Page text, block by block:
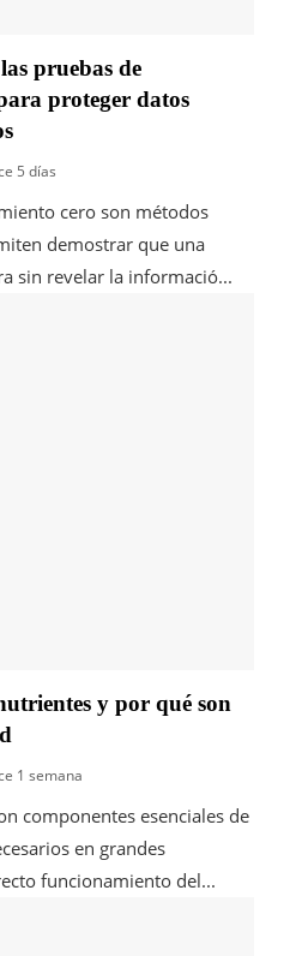
pruebas de
proteger datos
5 días
cero son métodos
demostrar que una
sin revelar la informació...
y por qué son
1 semana
componentes esenciales de
en grandes
funcionamiento del...